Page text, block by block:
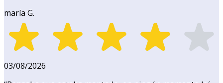
maría G.
03/08/2026